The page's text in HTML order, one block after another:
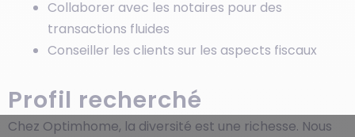
Collaborer avec les notaires pour des
transactions fluides
Conseiller les clients sur les aspects fiscaux
Profil recherché
Chez Optimhome, la diversité est une richesse. Nous